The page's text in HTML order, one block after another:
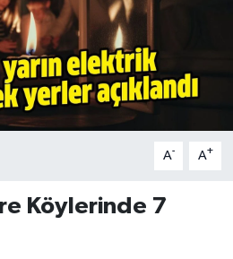
A- A+
Köylerinde 7